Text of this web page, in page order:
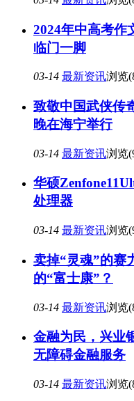
2024年中高考作
临门一脚
03-14 最新资讯浏览
致敬中国武侠传
晚在海宁举行
03-14 最新资讯浏览
华硕
处理器
03-14 最新资讯浏览
卖掉“灵魂”的赛
的“富士康”？
03-14 最新资讯浏览
金融为民，兴业
无障碍金融服务
03-14 最新资讯浏览